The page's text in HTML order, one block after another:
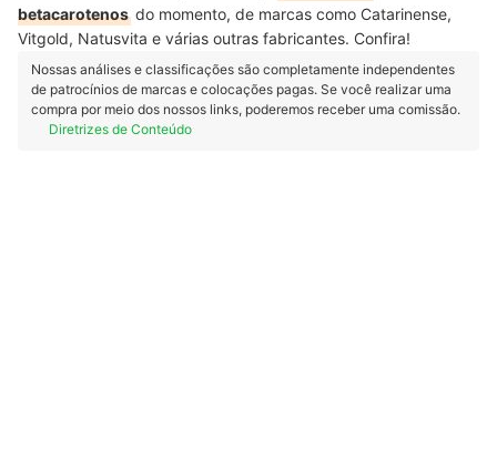
betacarotenos do momento, de marcas como Catarinense,
Vitgold, Natusvita e várias outras fabricantes. Confira!
Nossas análises e classificações são completamente independentes
de patrocínios de marcas e colocações pagas. Se você realizar uma
compra por meio dos nossos links, poderemos receber uma comissão.
Diretrizes de Conteúdo